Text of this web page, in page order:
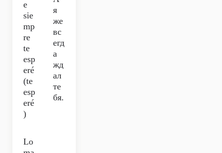
e
sie
mp
re
te
esp
eré
(te
esp
eré
)
я
же
вс
егд
а
жд
ал
те
бя.
Lo